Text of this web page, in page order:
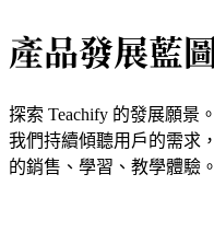
產品發展藍
探索 Teachify 的發展願景。
我們持續傾聽用戶的需求
的銷售、學習、教學體驗。